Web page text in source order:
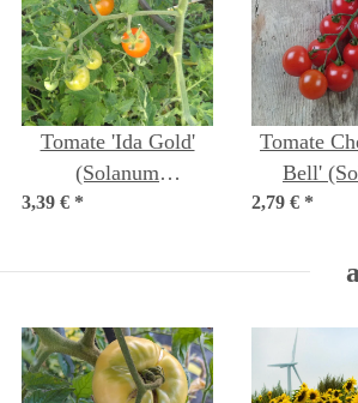
Tomate 'Ida Gold'
(Solanum
lycopersicum) graines
3,39 € *
Tomate
Bell'
2,79 € *